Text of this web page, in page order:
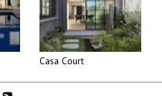
Casa Court